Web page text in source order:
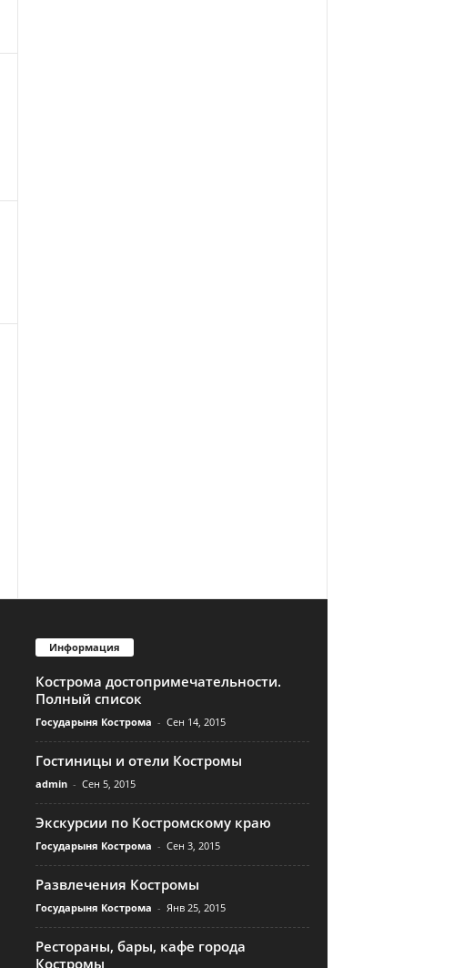
Информация
Кострома достопримечательности.
Полный список
Государыня Кострома - Сен 14, 2015
Гостиницы и отели Костромы
admin - Сен 5, 2015
Экскурсии по Костромскому краю
Государыня Кострома - Сен 3, 2015
Развлечения Костромы
Государыня Кострома - Янв 25, 2015
Рестораны, бары, кафе города
Костромы